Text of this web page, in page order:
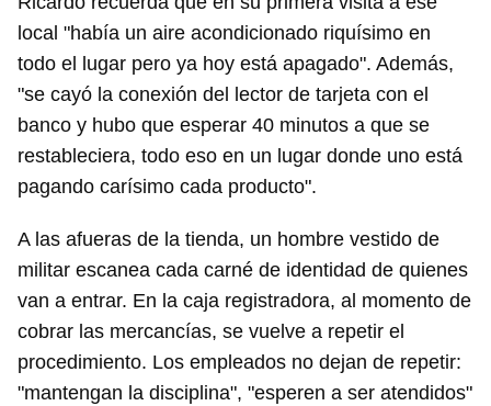
local "había un aire acondicionado riquísimo en
todo el lugar pero ya hoy está apagado". Además,
"se cayó la conexión del lector de tarjeta con el
banco y hubo que esperar 40 minutos a que se
restableciera, todo eso en un lugar donde uno está
pagando carísimo cada producto".
A las afueras de la tienda, un hombre vestido de
militar escanea cada carné de identidad de quienes
van a entrar. En la caja registradora, al momento de
cobrar las mercancías, se vuelve a repetir el
procedimiento. Los empleados no dejan de repetir:
"mantengan la disciplina", "esperen a ser atendidos"